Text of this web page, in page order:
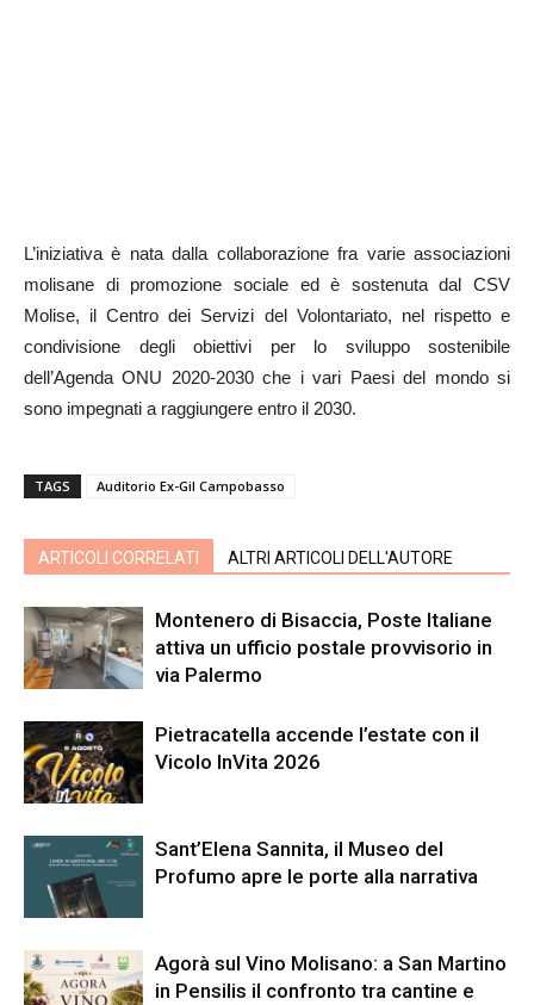
L’iniziativa è nata dalla collaborazione fra varie associazioni
molisane di promozione sociale ed è sostenuta dal CSV
Molise, il Centro dei Servizi del Volontariato, nel rispetto e
condivisione degli obiettivi per lo sviluppo sostenibile
dell’Agenda ONU 2020-2030 che i vari Paesi del mondo si
sono impegnati a raggiungere entro il 2030.
TAGS Auditorio Ex-Gil Campobasso
ARTICOLI CORRELATI ALTRI ARTICOLI DELL'AUTORE
Montenero di Bisaccia, Poste Italiane
attiva un ufficio postale provvisorio in
via Palermo
Pietracatella accende l’estate con il
Vicolo InVita 2026
Sant’Elena Sannita, il Museo del
Profumo apre le porte alla narrativa
Agorà sul Vino Molisano: a San Martino
in Pensilis il confronto tra cantine e